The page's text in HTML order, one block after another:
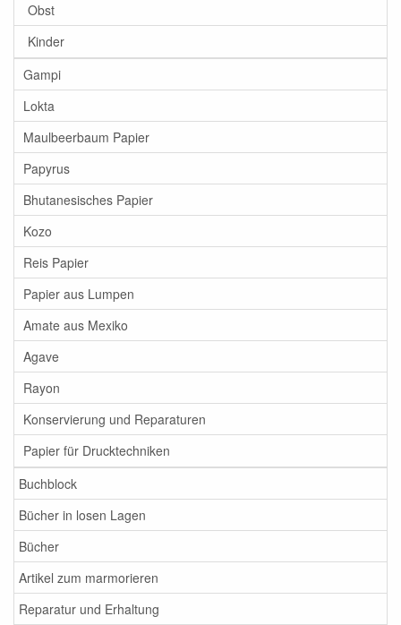
Obst
Kinder
Gampi
Lokta
Maulbeerbaum Papier
Papyrus
Bhutanesisches Papier
Kozo
Reis Papier
Papier aus Lumpen
Amate aus Mexiko
Agave
Rayon
Konservierung und Reparaturen
Papier für Drucktechniken
Buchblock
Bücher in losen Lagen
Bücher
Artikel zum marmorieren
Reparatur und Erhaltung